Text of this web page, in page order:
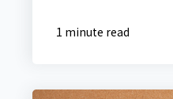
1 minute read